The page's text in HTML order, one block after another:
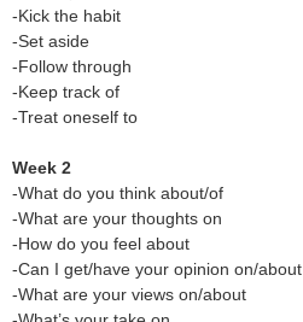
-Kick the habit
-Set aside
-Follow through
-Keep track of
-Treat oneself to
Week 2
-What do you think about/of
-What are your thoughts on
-How do you feel about
-Can I get/have your opinion on/about
-What are your views on/about